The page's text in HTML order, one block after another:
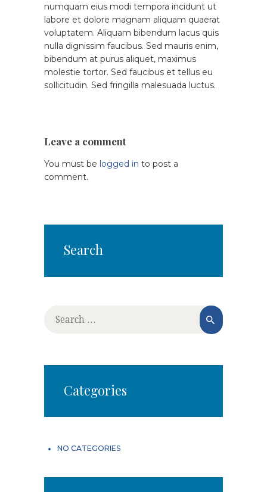
numquam eius modi tempora incidunt ut
labore et dolore magnam aliquam quaerat
voluptatem. Aliquam bibendum lacus quis
nulla dignissim faucibus. Sed mauris enim,
bibendum at purus aliquet, maximus
molestie tortor. Sed faucibus et tellus eu
sollicitudin. Sed fringilla malesuada luctus.
Leave a comment
You must be logged in to post a
comment.
Search
Categories
NO CATEGORIES